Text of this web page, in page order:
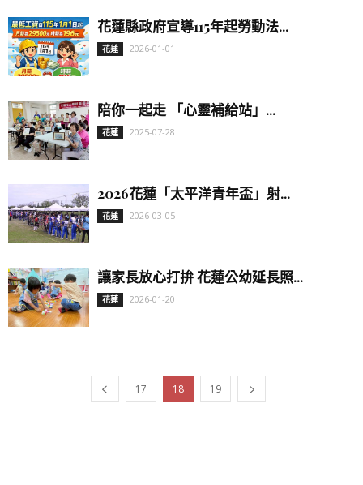
花蓮縣政府宣導115年起勞動法...
花蓮 2026-01-01
陪你一起走 「心靈補給站」...
花蓮 2025-07-28
2026花蓮「太平洋青年盃」射...
花蓮 2026-03-05
讓家長放心打拚 花蓮公幼延長照...
花蓮 2026-01-20
17 18 19